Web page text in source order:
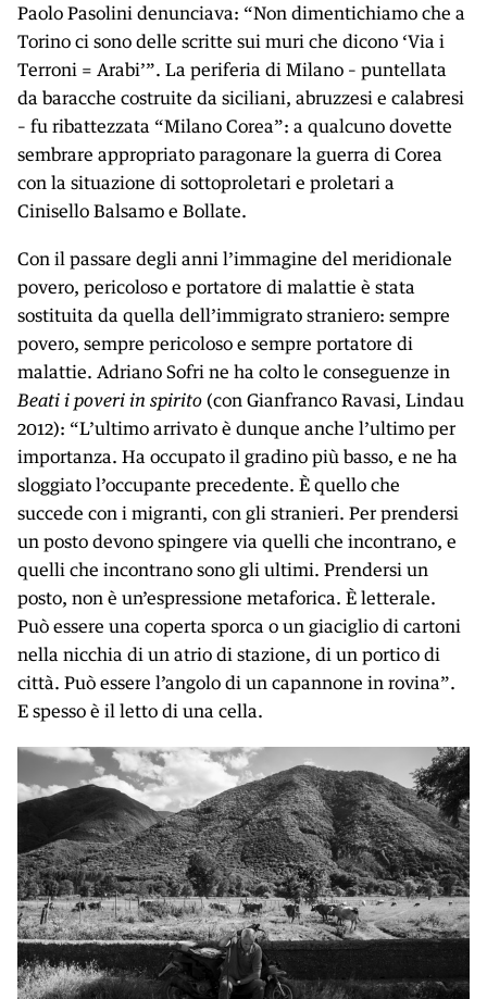
Paolo Pasolini denunciava: “Non dimentichiamo che a
Torino ci sono delle scritte sui muri che dicono ‘Via i
Terroni = Arabi’”. La periferia di Milano – puntellata
da baracche costruite da siciliani, abruzzesi e calabresi
– fu ribattezzata “Milano Corea”: a qualcuno dovette
sembrare appropriato paragonare la guerra di Corea
con la situazione di sottoproletari e proletari a
Cinisello Balsamo e Bollate.
Con il passare degli anni l’immagine del meridionale
povero, pericoloso e portatore di malattie è stata
sostituita da quella dell’immigrato straniero: sempre
povero, sempre pericoloso e sempre portatore di
malattie. Adriano Sofri ne ha colto le conseguenze in
Beati i poveri in spirito (con Gianfranco Ravasi, Lindau
2012): “L’ultimo arrivato è dunque anche l’ultimo per
importanza. Ha occupato il gradino più basso, e ne ha
sloggiato l’occupante precedente. È quello che
succede con i migranti, con gli stranieri. Per prendersi
un posto devono spingere via quelli che incontrano, e
quelli che incontrano sono gli ultimi. Prendersi un
posto, non è un’espressione metaforica. È letterale.
Può essere una coperta sporca o un giaciglio di cartoni
nella nicchia di un atrio di stazione, di un portico di
città. Può essere l’angolo di un capannone in rovina”.
E spesso è il letto di una cella.